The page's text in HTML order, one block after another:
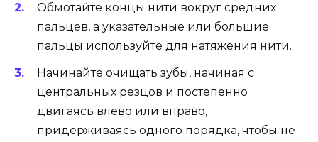
Обмотайте концы нити вокруг средних
пальцев, а указательные или большие
пальцы используйте для натяжения нити.
Начинайте очищать зубы, начиная с
центральных резцов и постепенно
двигаясь влево или вправо,
придерживаясь одного порядка, чтобы не